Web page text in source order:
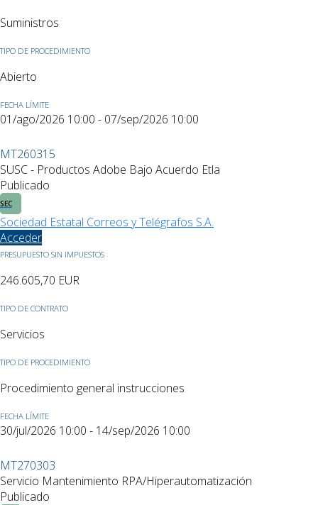
Suministros
TIPO DE PROCEDIMIENTO
Abierto
FECHA LÍMITE
01/ago/2026 10:00 - 07/sep/2026 10:00
MT260315
SUSC - Productos Adobe Bajo Acuerdo Etla
Publicado
SEC
Sociedad Estatal Correos y Telégrafos S.A.
Acceder
PRESUPUESTO SIN IMPUESTOS
246.605,70 EUR
TIPO DE CONTRATO
Servicios
TIPO DE PROCEDIMIENTO
Procedimiento general instrucciones
FECHA LÍMITE
30/jul/2026 10:00 - 14/sep/2026 10:00
MT270303
Servicio Mantenimiento RPA/Hiperautomatización
Publicado